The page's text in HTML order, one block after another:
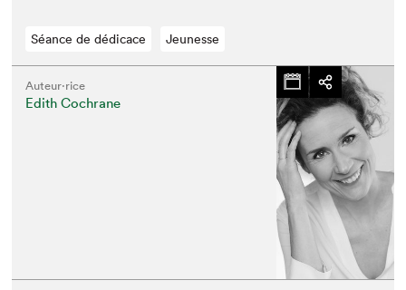
Séance de dédicace Jeunesse
Auteur·rice
Edith Cochrane